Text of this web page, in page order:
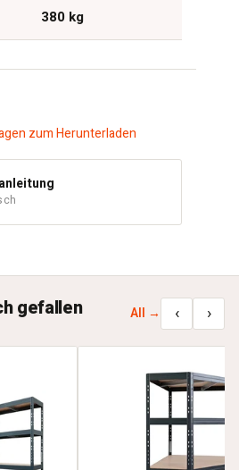
380 kg
zum Herunterladen
gefallen All → ‹ ›